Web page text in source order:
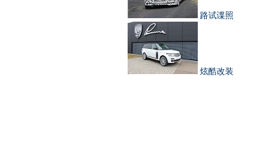
路试谍照
炫酷改装